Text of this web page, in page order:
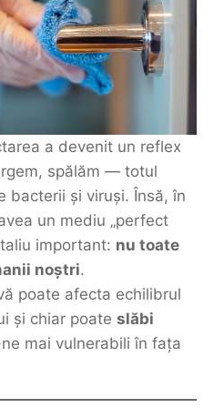
a devenit un reflex
spălăm — totul
bacterii și viruși. Însă, în
un mediu „perfect
important: nu toate
noștri.
poate afecta echilibrul
și chiar poate slăbi
mai vulnerabili în fața